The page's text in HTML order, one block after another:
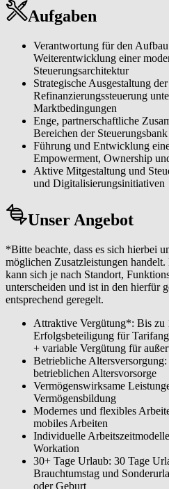
Aufgaben
Verantwortung für den
Weiterentwicklung einer
Steuerungsarchitektur
Strategische Ausgestaltung
Refinanzierungssteuerung
Marktbedingungen
Enge, partnerschaftliche
Bereichen der Steuerungsbank
Führung und Entwicklung
Empowerment, Ownership
Aktive Mitgestaltung und
und Digitalisierungsinitiativen
Unser Angebot
*Bitte beachte, dass es sich hierbei
möglichen Zusatzleistungen
kann sich je nach Standort,
unterscheiden und ist in den hierfür
entsprechend geregelt.
Attraktive Vergütung*: Bis zu
Erfolgsbeteiligung für
+ variable Vergütung für
Betriebliche
betrieblichen Altersvorsorge
Vermögenswirksame
Vermögensbildung
Modernes und flexibles
mobiles Arbeiten
Individuelle
Workation
30+ Tage Urlaub: 30 Tage
Brauchtumstag und
oder Geburt